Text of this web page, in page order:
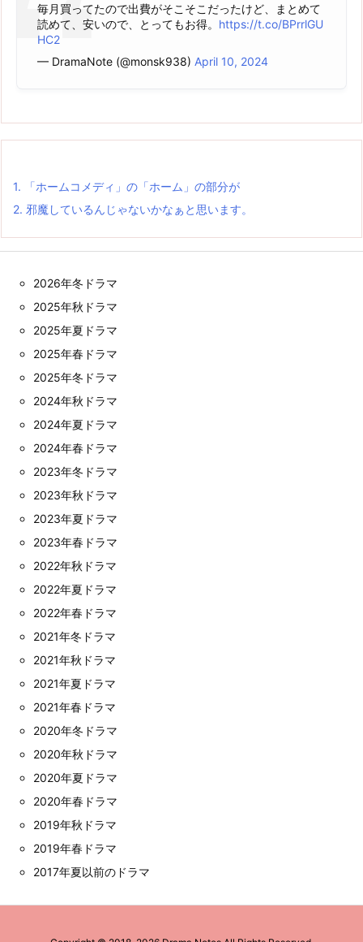
毎月買ってたので出費がそこそこだったけど、まとめて
読めて、安いので、とってもお得。 https://t.co/BPrrlGU
HC2
— DramaNote (@monsk938) April 10, 2024
1. 「ホームコメディ」の「ホーム」の部分が
2. 邪魔しているんじゃないかなぁと思います。
2026年冬ドラマ
2025年秋ドラマ
2025年夏ドラマ
2025年春ドラマ
2025年冬ドラマ
2024年秋ドラマ
2024年夏ドラマ
2024年春ドラマ
2023年冬ドラマ
2023年秋ドラマ
2023年夏ドラマ
2023年春ドラマ
2022年秋ドラマ
2022年夏ドラマ
2022年春ドラマ
2021年冬ドラマ
2021年秋ドラマ
2021年夏ドラマ
2021年春ドラマ
2020年冬ドラマ
2020年秋ドラマ
2020年夏ドラマ
2020年春ドラマ
2019年秋ドラマ
2019年春ドラマ
2017年夏以前のドラマ